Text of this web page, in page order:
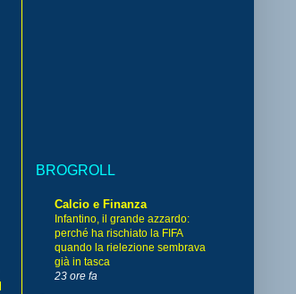
BROGROLL
Calcio e Finanza
Infantino, il grande azzardo:
perché ha rischiato la FIFA
quando la rielezione sembrava
già in tasca
23 ore fa